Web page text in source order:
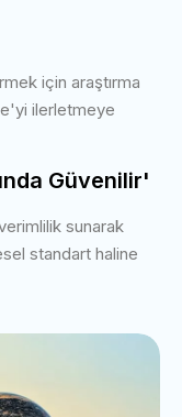
için araştırma
ilerletmeye
Güvenilir'
sunarak
standart haline